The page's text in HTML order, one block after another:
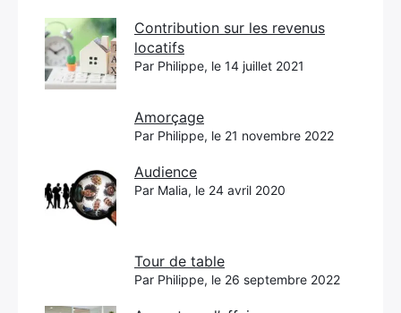
Contribution sur les revenus
locatifs
Par Philippe, le 14 juillet 2021
Amorçage
Par Philippe, le 21 novembre 2022
Audience
Par Malia, le 24 avril 2020
Tour de table
Par Philippe, le 26 septembre 2022